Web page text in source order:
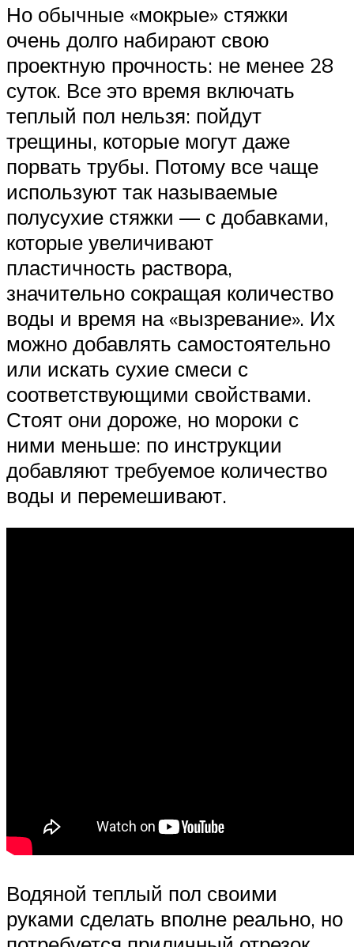
Но обычные «мокрые» стяжки
очень долго набирают свою
проектную прочность: не менее 28
суток. Все это время включать
теплый пол нельзя: пойдут
трещины, которые могут даже
порвать трубы. Потому все чаще
используют так называемые
полусухие стяжки — с добавками,
которые увеличивают
пластичность раствора,
значительно сокращая количество
воды и время на «вызревание». Их
можно добавлять самостоятельно
или искать сухие смеси с
соответствующими свойствами.
Стоят они дороже, но мороки с
ними меньше: по инструкции
добавляют требуемое количество
воды и перемешивают.
Водяной теплый пол своими
руками сделать вполне реально, но